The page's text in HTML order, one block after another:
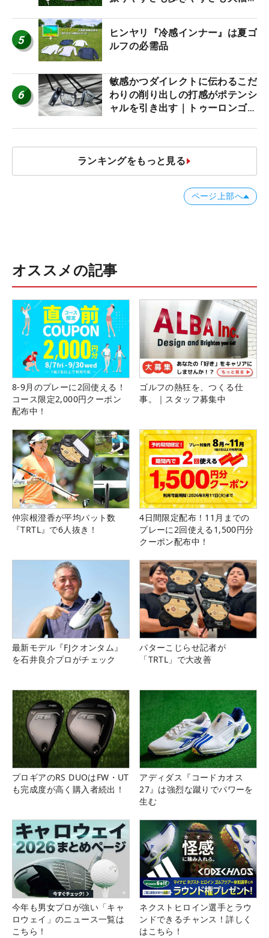
5
ヒンヤリ『冷感インナー』は夏ゴ
ルフの必需品
6
敏感かつダイレクトに伝わるこだ
わりの削り出しの打感がポテンシ
ャルを引き出す｜トゥーロンゴル
ランキングをもっと見る
ページ上部へ
オススメの記事
8-9月のプレーに2回使える！
コース限定2,000円クーポン
配布中！
ゴルフの熱狂を、つくる仕
事。｜スタッフ募集中
仲宗根澄香が平均パット数
『TRTL』で6人抜き！
4日間限定配布！11月までの
プレーに2回使える1,500円分
クーポン配布中！
最新モデル『FJクオンタム』
を石井良介プロがチェック
パターこじらせ記者が
「TRTL」で大改善
プロギアのRS DUOはFW・UT
も完成度が高く購入者続出！
アディダス『コードカオス
27』は強烈な蹴りでパワーを
生む
今年も男女プロが強い「キャ
ロウェイ」のニュース一覧は
こちら！
ネクストヒロイン選手とラウ
ンドできるチャンス！詳しく
はこちら！